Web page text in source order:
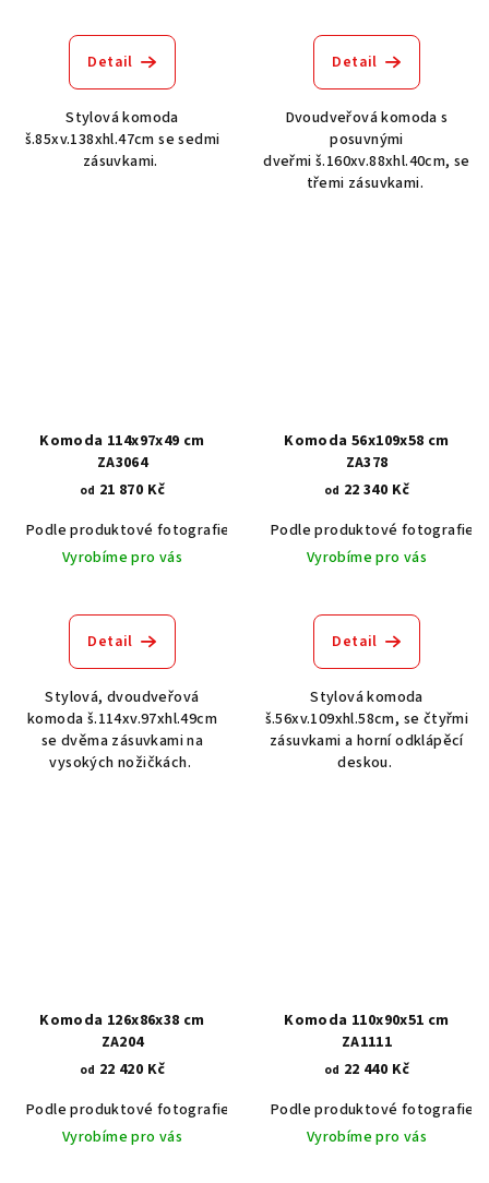
Detail
Stylová komoda
š.85xv.138xhl.47cm se sedmi
zásuvkami.
Detail
Dvoudveřová komoda s
posuvnými
dveřmi š.160xv.88xhl.40cm, se
třemi zásuvkami.
Komoda 114x97x49 cm
ZA3064
od 21 870 Kč
Podle produktové fotografie
Akát vintage BT1551
Dub světlý
Vyrobíme pro vás
Detail
Stylová, dvoudveřová
komoda š.114xv.97xhl.49cm
se dvěma zásuvkami na
vysokých nožičkách.
Komoda 56x109x58 cm
ZA378
od 22 340 Kč
Podle produktové fotografie
Vyrobíme pro vás
Detail
Stylová komoda
š.56xv.109xhl.58cm, se čtyřmi
zásuvkami a horní odklápěcí
deskou.
Komoda 126x86x38 cm
ZA204
od 22 420 Kč
Podle produktové fotografie
Akát vintage BT1551
Dub světlý
Vyrobíme pro vás
Komoda 110x90x51 cm
ZA1111
od 22 440 Kč
Podle produktové fotografie
Vyrobíme pro vás